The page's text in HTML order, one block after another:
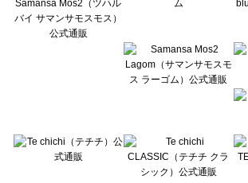
BETTY'S BLUE（べティーズブルー）のバッグ・ポーチ一覧
Wpc.（ワールドパーティー）のバッグ・ポーチ一覧